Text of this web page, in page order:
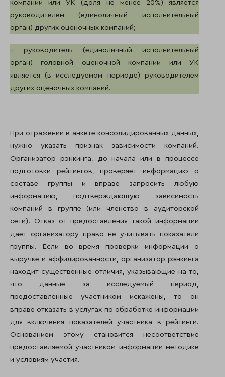
компании или УК (доля не менее 20%) является
руководителем (единоличный исполнительный
орган) других оценочных компаний;
– руководитель (единоличный исполнительный
орган) головной оценочной компании или УК
является (в исследуемом периоде) руководителем
других оценочных компаний.
При отражении в анкете консолидированных данных,
нужно указать признак зависимости компаний.
Организатор рэнкинга, до начала или в процессе
подготовки рейтингов, проверяет информацию о
составе группы и вправе запросить любую
информацию, подтверждающую зависимость
компаний в группе (или членство в аудиторской
сети). Отказ от предоставления такой информации
дает организатору право не учитывать показатели
группы. Если во время проверки информации о
выручке и аффилированности, организатор рэнкинга
находит существенные отличия, указывающие на то,
что данные за исследуемый период,
предоставленные участником искажены, то он
вправе отказать в услугах по обработке информации
для включения показателей участника в рейтинги.
Основанием этому становится несоответствие
предоставляемой участником информации методике
и условиям участия.